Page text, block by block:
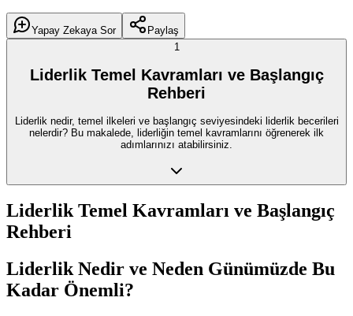
Yapay Zekaya Sor
Paylaş
1
Liderlik Temel Kavramları ve Başlangıç
Rehberi
Liderlik nedir, temel ilkeleri ve başlangıç seviyesindeki liderlik becerileri
nelerdir? Bu makalede, liderliğin temel kavramlarını öğrenerek ilk
adımlarınızı atabilirsiniz.
Liderlik Temel Kavramları ve Başlangıç
Rehberi
Liderlik Nedir ve Neden Günümüzde Bu
Kadar Önemli?